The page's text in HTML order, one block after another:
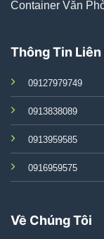
Container Văn
Thông Tin Liên
09127979749
0913838089
0913959585
0916959575
Về Chúng Tôi